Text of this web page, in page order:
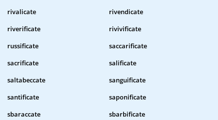
rivalicate
rivendicate
riverificate
rivivificate
russificate
saccarificate
sacrificate
salificate
saltabeccate
sanguificate
santificate
saponificate
sbaraccate
sbarbificate